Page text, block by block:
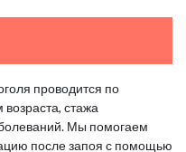
проводится по
стажа
Мы помогаем
после запоя с помощью